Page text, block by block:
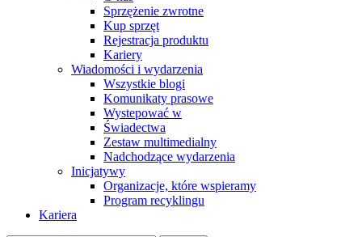
Sprzężenie zwrotne
Kup sprzęt
Rejestracja produktu
Kariery
Wiadomości i wydarzenia
Wszystkie blogi
Komunikaty prasowe
Wystepować w
Świadectwa
Zestaw multimedialny
Nadchodzące wydarzenia
Inicjatywy
Organizacje, które wspieramy
Program recyklingu
Kariera